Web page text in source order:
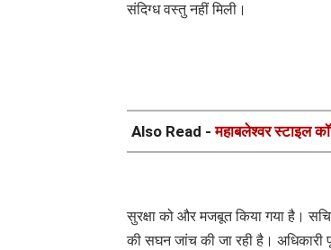
संदिग्ध वस्तु नहीं मिली।
Also Read -महाबलेश्वर स्टाइल
सुरक्षा को और मजबूत किया गया है।
की सघन जांच की जा रही है।